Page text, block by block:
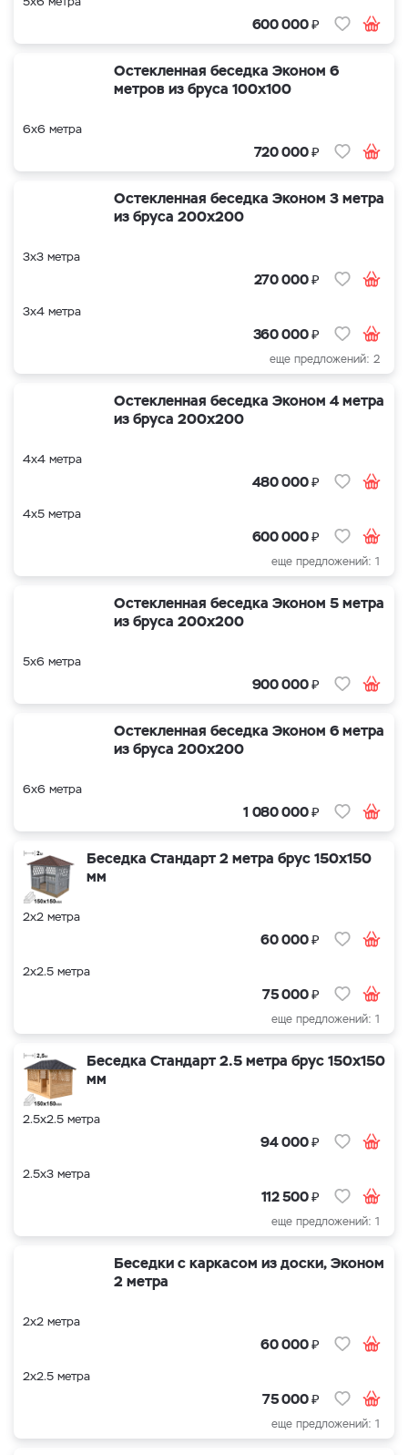
600 000₽
Остекленная беседка Эконом 6
метров из бруса 100х100
6х6 метра
720 000₽
Остекленная беседка Эконом 3 метра
из бруса 200х200
3х3 метра
270 000₽
3х4 метра
360 000₽
еще предложений: 2
Остекленная беседка Эконом 4 метра
из бруса 200х200
4х4 метра
480 000₽
4х5 метра
600 000₽
еще предложений: 1
Остекленная беседка Эконом 5 метра
из бруса 200х200
5х6 метра
900 000₽
Остекленная беседка Эконом 6 метра
из бруса 200х200
6х6 метра
1 080 000₽
Беседка Стандарт 2 метра брус 150х150
мм
2х2 метра
60 000₽
2х2.5 метра
75 000₽
еще предложений: 1
Беседка Стандарт 2.5 метра брус 150х150
мм
2.5х2.5 метра
94 000₽
2.5х3 метра
112 500₽
еще предложений: 1
Беседки с каркасом из доски, Эконом
2 метра
2х2 метра
60 000₽
2х2.5 метра
75 000₽
еще предложений: 1